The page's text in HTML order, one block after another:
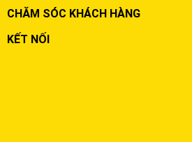
CHĂM SÓC KHÁCH HÀNG
KẾT NỐI